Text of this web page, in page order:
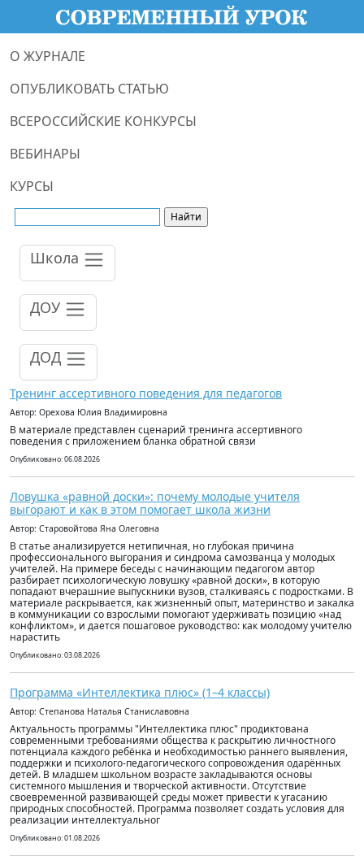
О ЖУРНАЛЕ
ОПУБЛИКОВАТЬ СТАТЬЮ
ВСЕРОССИЙСКИЕ КОНКУРСЫ
ВЕБИНАРЫ
КУРСЫ
Школа
ДОУ
ДОД
Тренинг ассертивного поведения для педагогов
Автор: Орехова Юлия Владимировна
В материале представлен сценарий тренинга ассертивного
поведения с приложением бланка обратной связи
Опубликовано: 06.08.2026
Ловушка «равной доски»: почему молодые учителя
выгорают и как в этом помогает школа жизни
Автор: Старовойтова Яна Олеговна
В статье анализируется нетипичная, но глубокая причина
профессионального выгорания и синдрома самозванца у молодых
учителей. На примере беседы с начинающим педагогом автор
разбирает психологическую ловушку «равной доски», в которую
попадают вчерашние выпускники вузов, сталкиваясь с подростками. В
материале раскрывается, как жизненный опыт, материнство и закалка
в коммуникации со взрослыми помогают удерживать позицию «над
конфликтом», и дается пошаговое руководство: как молодому учителю
нарастить
Опубликовано: 03.08.2026
Программа «Интеллектика плюс» (1–4 классы)
Автор: Степанова Наталья Станиславовна
Актуальность программы "Интеллектика плюс" продиктована
современными требованиями общества к раскрытию личностного
потенциала каждого ребёнка и необходимостью раннего выявления,
поддержки и психолого-педагогического сопровождения одарённых
детей. В младшем школьном возрасте закладываются основы
системного мышления и творческой активности. Отсутствие
своевременной развивающей среды может привести к угасанию
природных способностей. Программа позволяет создать условия для
реализации интеллектуальног
Опубликовано: 01.08.2026